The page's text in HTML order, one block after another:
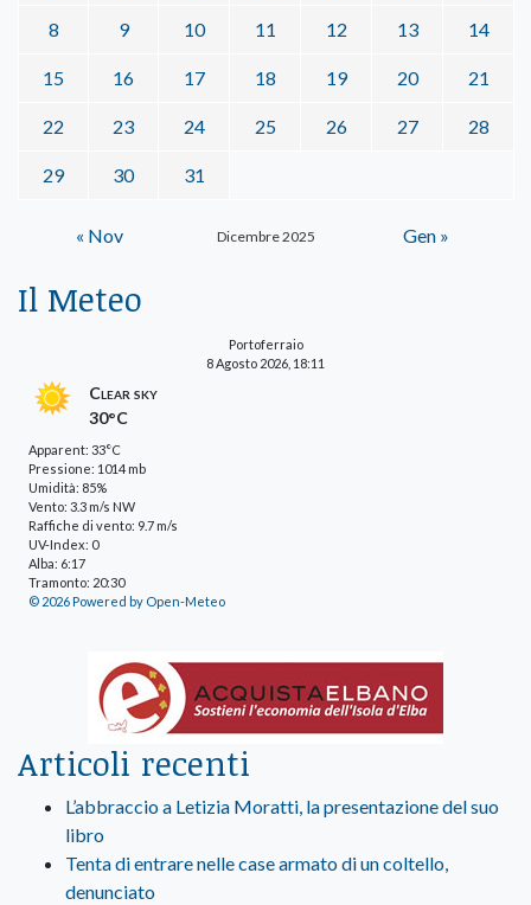
Dicembre 2025
8 9 10 11 12 13 14
15 16 17 18 19 20 21
22 23 24 25 26 27 28
29 30 31
« Nov Gen »
Il Meteo
Portoferraio
8 Agosto 2026, 18:11
Clear sky
30°C
Apparent: 33°C
Pressione: 1014 mb
Umidità: 85%
Vento: 3.3 m/s NW
Raffiche di vento: 9.7 m/s
UV-Index: 0
Alba: 6:17
Tramonto: 20:30
© 2026 Powered by Open-Meteo
Articoli recenti
L’abbraccio a Letizia Moratti, la presentazione del suo
libro
Tenta di entrare nelle case armato di un coltello,
denunciato